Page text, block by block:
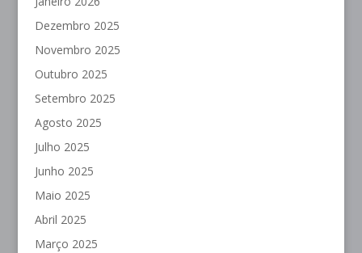
Dezembro 2025
Novembro 2025
Outubro 2025
Setembro 2025
Agosto 2025
Julho 2025
Junho 2025
Maio 2025
Abril 2025
Março 2025